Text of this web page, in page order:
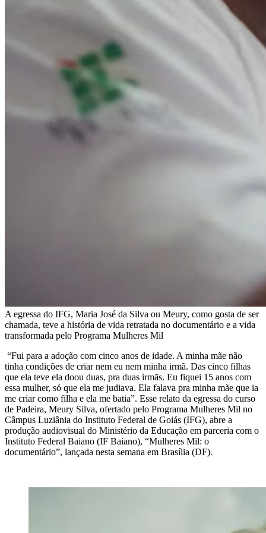
A egressa do IFG, Maria José da Silva ou Meury, como gosta de ser
chamada, teve a história de vida retratada no documentário e a vida
transformada pelo Programa Mulheres Mil
“Fui para a adoção com cinco anos de idade. A minha mãe não
tinha condições de criar nem eu nem minha irmã. Das cinco filhas
que ela teve ela doou duas, pra duas irmãs. Eu fiquei 15 anos com
essa mulher, só que ela me judiava. Ela falava pra minha mãe que ia
me criar como filha e ela me batia”. Esse relato da egressa do curso
de Padeira, Meury Silva, ofertado pelo Programa Mulheres Mil no
Câmpus Luziânia do Instituto Federal de Goiás (IFG), abre a
produção audiovisual do Ministério da Educação em parceria com o
Instituto Federal Baiano (IF Baiano), “Mulheres Mil: o
documentário”, lançada nesta semana em Brasília (DF).